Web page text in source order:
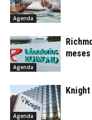
Agenda
Agenda
meses
Agenda
Knight